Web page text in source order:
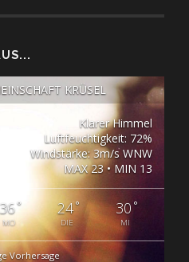
KRÜSEL
Klarer Himmel
Luftfeuchtigkeit: 72%
Windstärke: 3m/s WNW
MAX 23 • MIN 13
36°
MO
24°
DIE
30 °
MI
Vorhersage